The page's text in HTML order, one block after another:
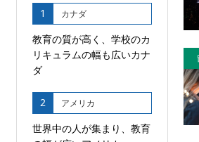
1 カナダ
教育の質が高く、学校のカ
リキュラムの幅も広いカナ
ダ
2 アメリカ
世界中の人が集まり、教育